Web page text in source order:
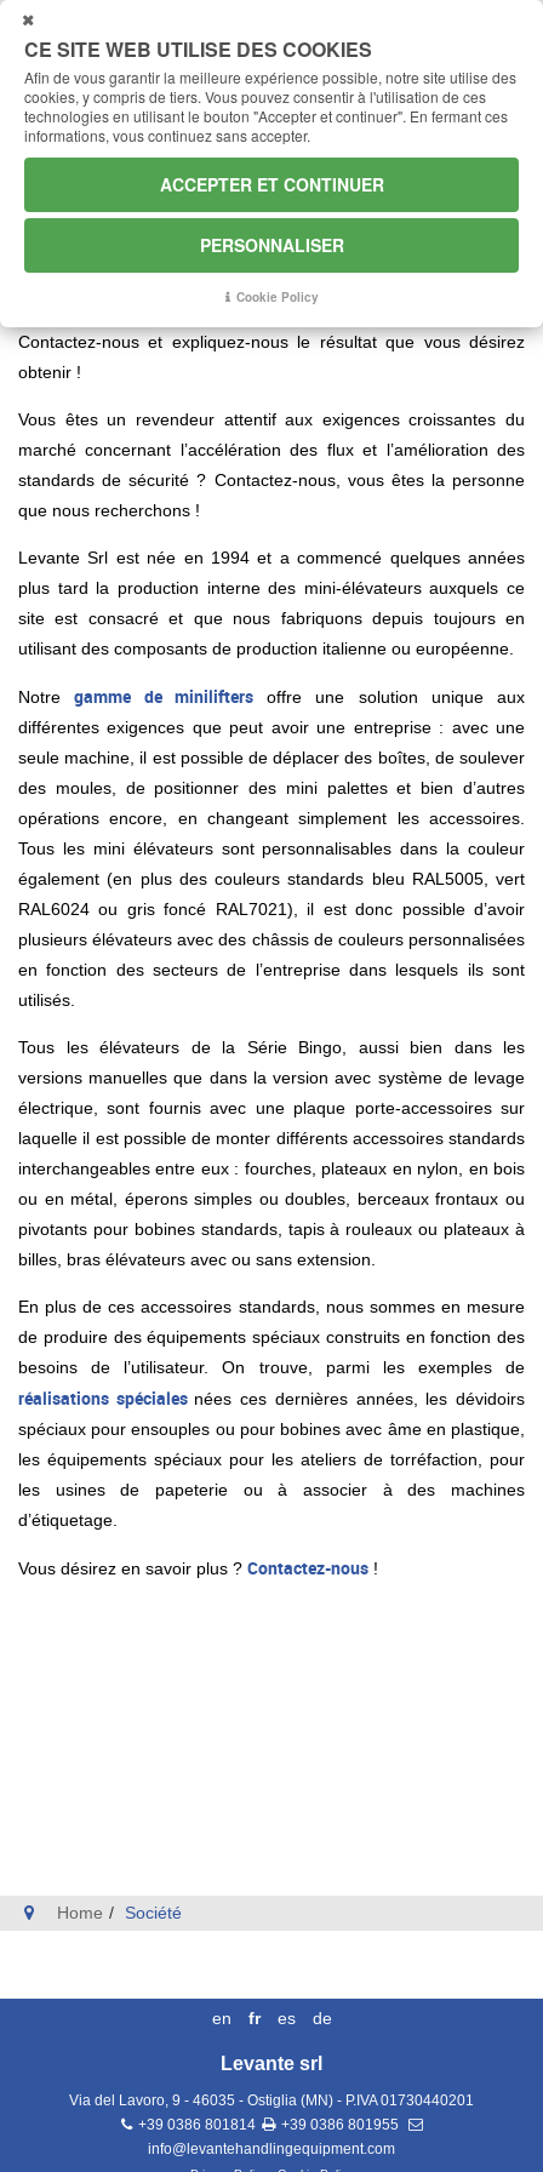
Levante: idées pour la manipulation
Contactez-nous et expliquez-nous le résultat que vous désirez
obtenir !
Vous êtes un revendeur attentif aux exigences croissantes du
marché concernant l’accélération des flux et l’amélioration des
standards de sécurité ? Contactez-nous, vous êtes la personne
que nous recherchons !
Levante Srl est née en 1994 et a commencé quelques années
plus tard la production interne des mini-élévateurs auxquels ce
site est consacré et que nous fabriquons depuis toujours en
utilisant des composants de production italienne ou européenne.
Notregamme de miniliftersoffre une solution unique aux
différentes exigences que peut avoir une entreprise : avec une
seule machine, il est possible de déplacer des boîtes, de soulever
des moules, de positionner des mini palettes et bien d’autres
opérations encore, en changeant simplement les accessoires.
Tous les mini élévateurs sont personnalisables dans la couleur
également (en plus des couleurs standards bleu RAL5005, vert
RAL6024 ou gris foncé RAL7021), il est donc possible d’avoir
plusieurs élévateurs avec des châssis de couleurs personnalisées
en fonction des secteurs de l’entreprise dans lesquels ils sont
utilisés.
Tous les élévateurs de la Série Bingo, aussi bien dans les
versions manuelles que dans la version avec système de levage
électrique, sont fournis avec une plaque porte-accessoires sur
laquelle il est possible de monter différents accessoires standards
interchangeables entre eux : fourches, plateaux en nylon, en bois
ou en métal, éperons simples ou doubles, berceaux frontaux ou
pivotants pour bobines standards, tapis à rouleaux ou plateaux à
billes, bras élévateurs avec ou sans extension.
En plus de ces accessoires standards, nous sommes en mesure
de produire des équipements spéciaux construits en fonction des
besoins de l’utilisateur. On trouve, parmi les exemples de
réalisations spéciales nées ces dernières années, les dévidoirs
spéciaux pour ensouples ou pour bobines avec âme en plastique,
les équipements spéciaux pour les ateliers de torréfaction, pour
les usines de papeterie ou à associer à des machines
d’étiquetage.
Vous désirez en savoir plus ? Contactez-nous !
Home Société
en fr es de
Levante srl
Via del Lavoro, 9 - 46035 - Ostiglia (MN) - P.IVA01730440201
+39 0386 801814
+39 0386 801955
info@levantehandlingequipment.com
CE SITE WEB UTILISE DES COOKIES
Afin de vous garantir la meilleure expérience possible, notre site utilise des
cookies, y compris de tiers. Vous pouvez consentir à l'utilisation de ces
technologies en utilisant le bouton "Accepter et continuer". En fermant ces
informations, vous continuez sans accepter.
ACCEPTER ET CONTINUER
PERSONNALISER
Cookie Policy